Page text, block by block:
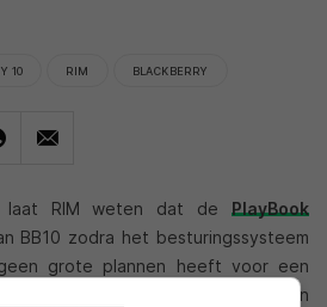
10 RIM BLACKBERRY
laat RIM weten dat de PlayBook
BB10 zodra het besturingssysteem
grote plannen heeft voor een
eigenaren van een PlayBook, en